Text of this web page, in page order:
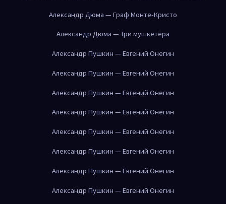
Александр Дюма — Граф Монте-Кристо
Александр Дюма — Три мушкетёра
Александр Пушкин — Евгений Онегин
Александр Пушкин — Евгений Онегин
Александр Пушкин — Евгений Онегин
Александр Пушкин — Евгений Онегин
Александр Пушкин — Евгений Онегин
Александр Пушкин — Евгений Онегин
Александр Пушкин — Евгений Онегин
Александр Пушкин — Евгений Онегин